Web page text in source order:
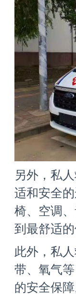
另外，私
适和安全
椅、空调
到最舒适的
此外，私
带、氧气
的安全保障